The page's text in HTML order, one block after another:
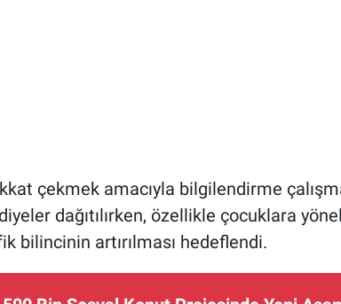
çekmek amacıyla bilgilendirme
dağıtılırken, özellikle çocuklara
bilincinin artırılması hedeflendi.